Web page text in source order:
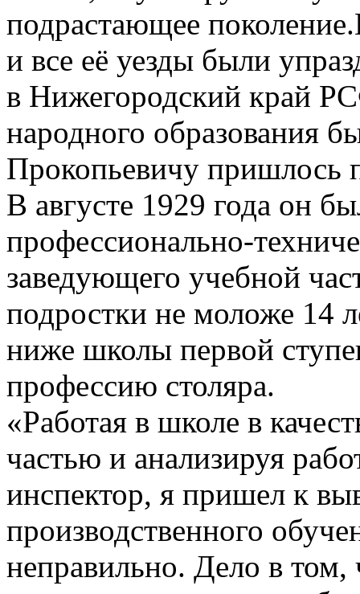
подрастающее
и все её уезды были
в Нижегородский край
народного образования
Прокопьевичу пришлось
В августе 1929 года он
профессионально-
заведующего учебной
подростки не моложе 14
ниже школы первой
профессию столяра.
«Работая в школе в
частью и анализируя
инспектор, я пришел к
производственного
неправильно. Дело в том,